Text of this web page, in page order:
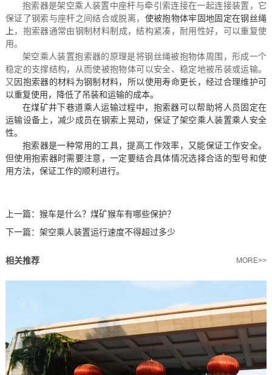
抱索器是架空乘人装置中座杆与牵引索连接在一起连接装置，它
保证了钢索与座杆之间结合或脱离， 使被抱物体牢固地固定在钢丝绳
上， 抱索器通常由钢制材料制成，结构紧凑，耐用性好，可以重复使
用。
架空乘人装置抱索器的原理是将钢丝绳被抱物体周围，形成一个
稳定的支撑结构，从而使被抱物体可以安全、稳定地被吊装或运输。
又 因抱索器的材料为钢制材料，所以使用寿命更长，经过合理维护可
以重复使用，降低了吊装和运输的成本。
在煤矿井下巷道乘人运输过程中，抱索器可以帮助将人员固定在
运输设备上，减少成员在钢索上晃动，保证了架空乘人装置乘人安全
性。
抱索器是一种常用的工具，提高工作效率，又能保证工作安全。
但使用抱索器时需要注意，一定要结合具体情况选择合适的型号和使
用方法，保证工作的顺利进行。
上一篇： 猴车是什么？煤矿猴车有哪些保护？
下一篇： 架空乘人装置运行速度不得超过多少
相关推荐 MORE>>